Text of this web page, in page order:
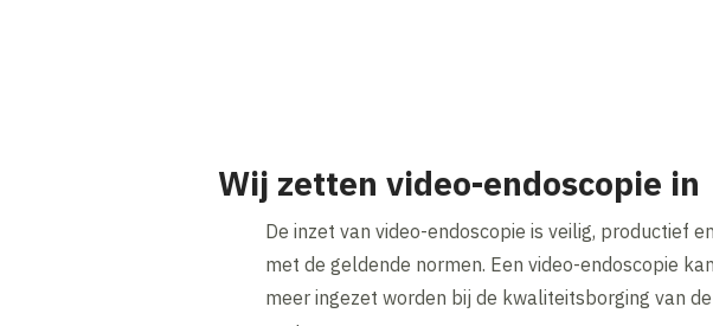
Wij zetten video-endoscopie in
De inzet van video-endoscopie is veilig, productief
met de geldende normen. Een video-endoscopie
meer ingezet worden bij de kwaliteitsborging van